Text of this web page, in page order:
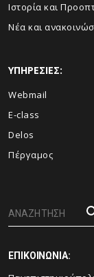
Ιστορία και
Νέα και
ΥΠΗΡΕΣΙΕΣ:
Webmail
E-class
Delos
Πέργαμος
ΕΠΙΚΟΙΝΩΝΙΑ: